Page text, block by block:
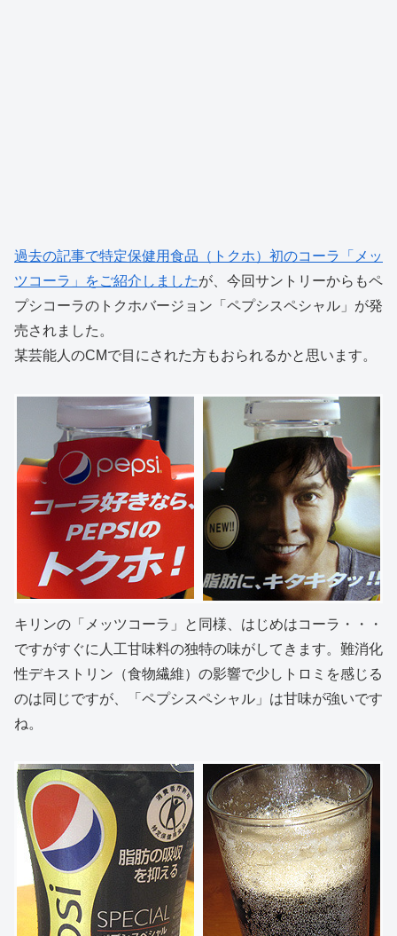
過去の記事で特定保健用食品（トクホ）初のコーラ「メッ
ツコーラ」をご紹介しましたが、今回サントリーからもペ
プシコーラのトクホバージョン「ペプシスペシャル」が発
売されました。
某芸能人のCMで目にされた方もおられるかと思います。
キリンの「メッツコーラ」と同様、はじめはコーラ・・・
ですがすぐに人工甘味料の独特の味がしてきます。難消化
性デキストリン（食物繊維）の影響で少しトロミを感じる
のは同じですが、「ペプシスペシャル」は甘味が強いです
ね。